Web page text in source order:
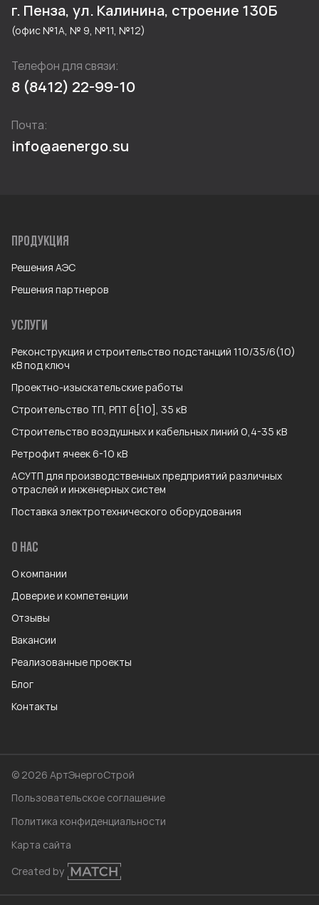
г. Пенза, ул. Калинина, строение 130Б
(офис №1А, № 9, №11, №12)
Телефон для связи:
8 (8412) 22-99-10
Почта:
info@aenergo.su
ПРОДУКЦИЯ
Решения АЭС
Решения партнеров
УСЛУГИ
Реконструкция и строительство подстанций 110/35/6(10)
кВ под ключ
Проектно-изыскательские работы
Строительство ТП, РПТ 6[10], 35 кВ
Строительство воздушных и кабельных линий 0,4-35 кВ
Ретрофит ячеек 6-10 кВ
АСУТП для производственных предприятий различных
отраслей и инженерных систем
Поставка электротехнического оборудования
О НАС
О компании
Доверие и компетенции
Отзывы
Вакансии
Реализованные проекты
Блог
Контакты
© 2026 АртЭнергоСтрой
Пользовательское соглашение
Политика конфиденциальности
Карта сайта
Created by